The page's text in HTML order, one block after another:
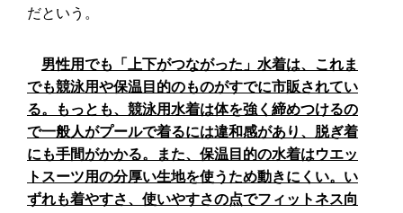
だという。
男性用でも「上下がつながった」水着は、これま
でも競泳用や保温目的のものがすでに市販されてい
る。もっとも、競泳用水着は体を強く締めつけるの
で一般人がプールで着るには違和感があり、脱ぎ着
にも手間がかかる。また、保温目的の水着はウエッ
トスーツ用の分厚い生地を使うため動きにくい。い
ずれも着やすさ、使いやすさの点でフィットネス向